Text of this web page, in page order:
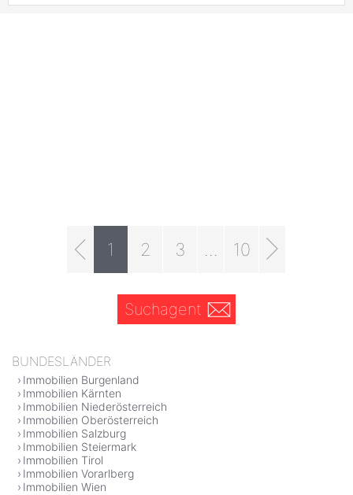
1 2 3 ... 10
Suchagent
BUNDESLÄNDER
Immobilien Burgenland
Immobilien Kärnten
Immobilien Niederösterreich
Immobilien Oberösterreich
Immobilien Salzburg
Immobilien Steiermark
Immobilien Tirol
Immobilien Vorarlberg
Immobilien Wien